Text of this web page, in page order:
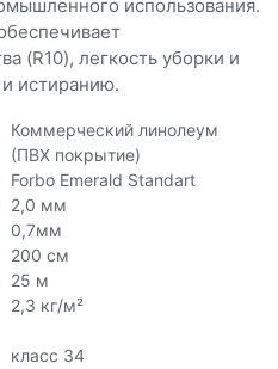
использования.
(R10), легкость уборки и
истиранию.
Коммерческий линолеум
(ПВХ покрытие)
Forbo Emerald Standart
2,0 мм
0,7мм
200 см
25 м
2,3 кг/м²
класс 34